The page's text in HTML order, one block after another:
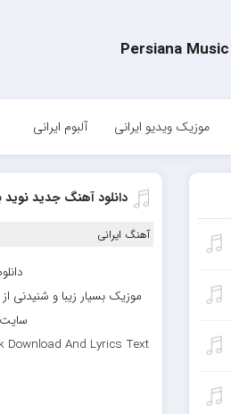
موزیک ویدیو ایرانی آلبوم ایرانی
دانلود آهنگ جدید نوید
آهنگ ایرانی
موزیک بسیار زیبا و شنیدنی
سایت
Download And Lyrics Text